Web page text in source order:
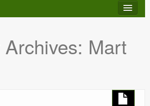
Mart